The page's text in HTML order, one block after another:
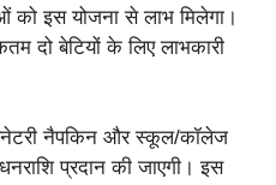
को इस योजना से लाभ मिलेगा।
दो बेटियों के लिए लाभकारी
सेनेटरी नैपकिन और स्कूल/कॉलेज
प्रदान की जाएगी। इस